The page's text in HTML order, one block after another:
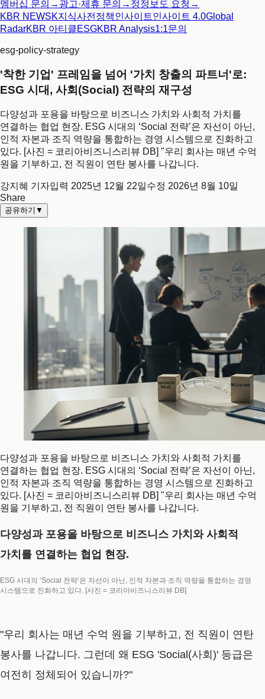
멤버십 문의 → 광고·제휴 문의 → 정정보도 요청 →
KBR NEWSK지식사전 정책인사이트인사이트 4.0Global
RadarKBR 아티클ESGKBR Analysis1:1문의
esg-policy-strategy
'착한 기업' 프레임을 넘어 '가치 창출의 파트너'로:
ESG 시대, 사회(Social) 전략의 재구성
다양성과 포용을 바탕으로 비즈니스 가치와 사회적 가치를
연결하는 협업 현장. ESG 시대의 ‘Social 전략’은 자선이 아닌,
인적 자본과 조직 역량을 통합하는 경영 시스템으로 진화하고
있다. [사진 = 코리아비즈니스리뷰 DB] "우리 회사는 매년 수억
원을 기부하고, 전 직원이 연탄 봉사를 나갑니다.
강지혜 기자입력 2025년 12월 22일수정 2026년 8월 10일
Share
공유하기 ▼
다양성과 포용을 바탕으로 비즈니스 가치와 사회적 가치를
연결하는 협업 현장. ESG 시대의 ‘Social 전략’은 자선이 아닌,
인적 자본과 조직 역량을 통합하는 경영 시스템으로 진화하고
있다. [사진 = 코리아비즈니스리뷰 DB] "우리 회사는 매년 수억
원을 기부하고, 전 직원이 연탄 봉사를 나갑니다.
다양성과 포용을 바탕으로 비즈니스 가치와 사회적
가치를 연결하는 협업 현장.
ESG 시대의 ‘Social 전략’은 자선이 아닌, 인적 자본과 조직 역량을 통합하는 경영
시스템으로 진화하고 있다. [사진 = 코리아비즈니스리뷰 DB]
"우리 회사는 매년 수억 원을 기부하고, 전 직원이 연탄
봉사를 나갑니다. 그런데 왜 ESG 'Social(사회)' 등급은
여전히 정체되어 있습니까?"